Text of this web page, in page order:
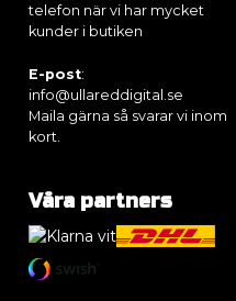
telefon när vi har mycket
kunder i butiken
E-post:
info@ullareddigital.se
Maila gärna så svarar vi inom
kort.
Våra partners